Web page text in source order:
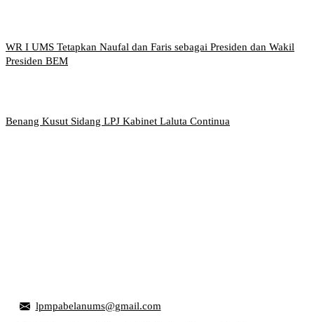
WR I UMS Tetapkan Naufal dan Faris sebagai Presiden dan Wakil
Presiden BEM
Benang Kusut Sidang LPJ Kabinet Laluta Continua
lpmpabelanums@gmail.com